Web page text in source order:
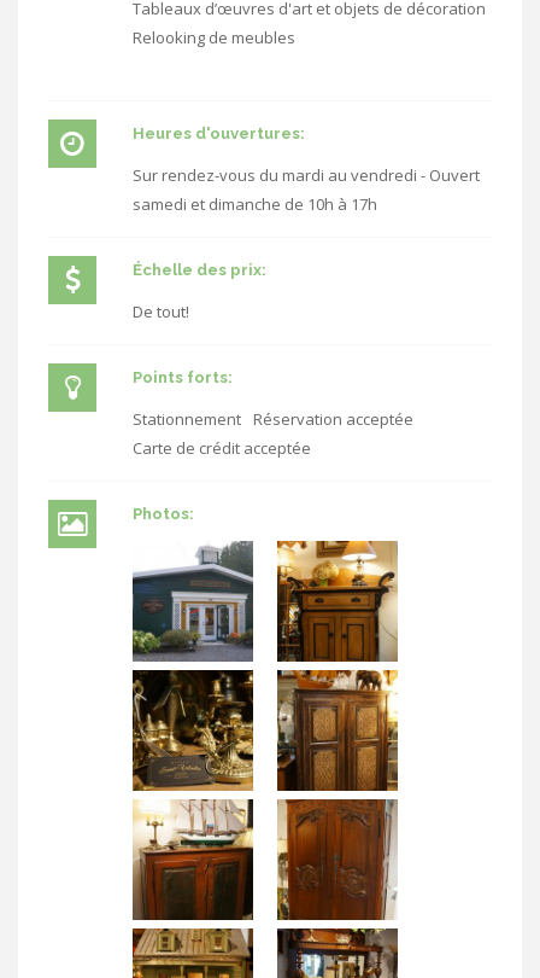
Tableaux d’œuvres d'art et objets de décoration
Relooking de meubles
Heures d'ouvertures:
Sur rendez-vous du mardi au vendredi - Ouvert
samedi et dimanche de 10h à 17h
Échelle des prix:
De tout!
Points forts:
Stationnement
Réservation acceptée
Carte de crédit acceptée
Photos: